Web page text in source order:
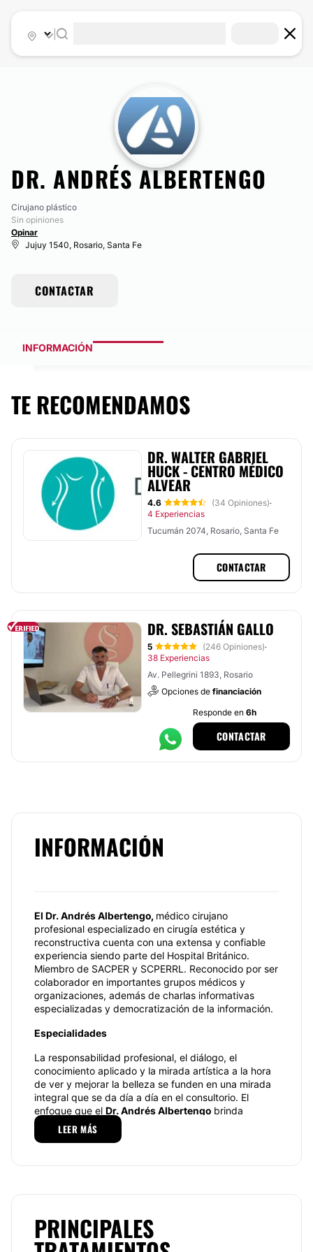
DR. ANDRÉS ALBERTENGO
Cirujano plástico
Sin opiniones
Opinar
Jujuy 1540, Rosario, Santa Fe
CONTACTAR
INFORMACIÓN
TE RECOMENDAMOS
DR. WALTER GABRIEL
HUCK - CENTRO MÉDICO
ALVEAR
4.6 (34 Opiniones)·
4 Experiencias
Tucumán 2074, Rosario, Santa Fe
CONTACTAR
DR. SEBASTIÁN GALLO
5 (246 Opiniones)·
38 Experiencias
Av. Pellegrini 1893, Rosario
Opciones de financiación
Responde en 6h
CONTACTAR
INFORMACIÓN
El Dr. Andrés Albertengo, médico cirujano
profesional especializado en cirugía estética y
reconstructiva cuenta con una extensa y confiable
experiencia siendo parte del Hospital Británico.
Miembro de SACPER y SCPERRL. Reconocido por ser
colaborador en importantes grupos médicos y
organizaciones, además de charlas informativas
especializadas y democratización de la información.
Especialidades
La responsabilidad profesional, el diálogo, el
conocimiento aplicado y la mirada artística a la hora
de ver y mejorar la belleza se funden en una mirada
integral que se da día a día en el consultorio. El
enfoque que el Dr. Andrés Albertengo brinda
permite entender las dudas y certezas con un
enfoque muy humano necesario a la hora de un
Entre una amplia gama de especialidades el Dr
Albertengo se destaca en tratamientos como la
LEER MÁS
PRINCIPALES